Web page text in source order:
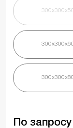
По запросу